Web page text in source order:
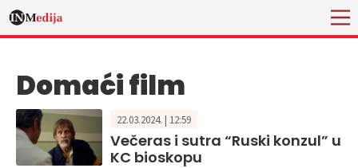
Domaći film
22.03.2024. | 12:59
Večeras i sutra “Ruski konzul” u
KC bioskopu